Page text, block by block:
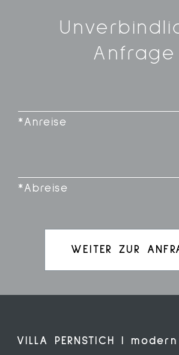
Anfrage
*Anreise
*Abreise
WEITER ZUR
VILLA PERNSTICH |